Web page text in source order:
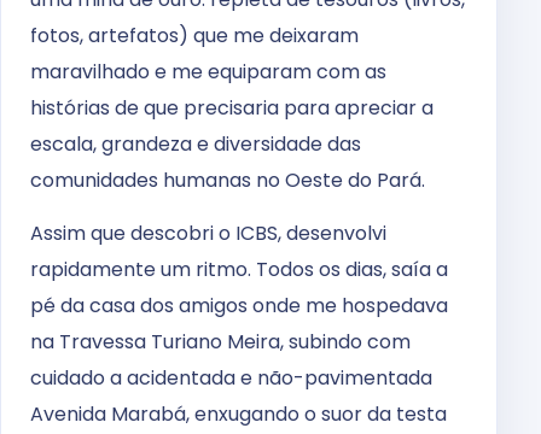
fotos, artefatos) que me deixaram
maravilhado e me equiparam com as
histórias de que precisaria para apreciar a
escala, grandeza e diversidade das
comunidades humanas no Oeste do Pará.
Assim que descobri o ICBS, desenvolvi
rapidamente um ritmo. Todos os dias, saía a
pé da casa dos amigos onde me hospedava
na Travessa Turiano Meira, subindo com
cuidado a acidentada e não-pavimentada
Avenida Marabá, enxugando o suor da testa